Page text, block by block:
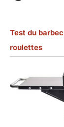
Test du
roulettes